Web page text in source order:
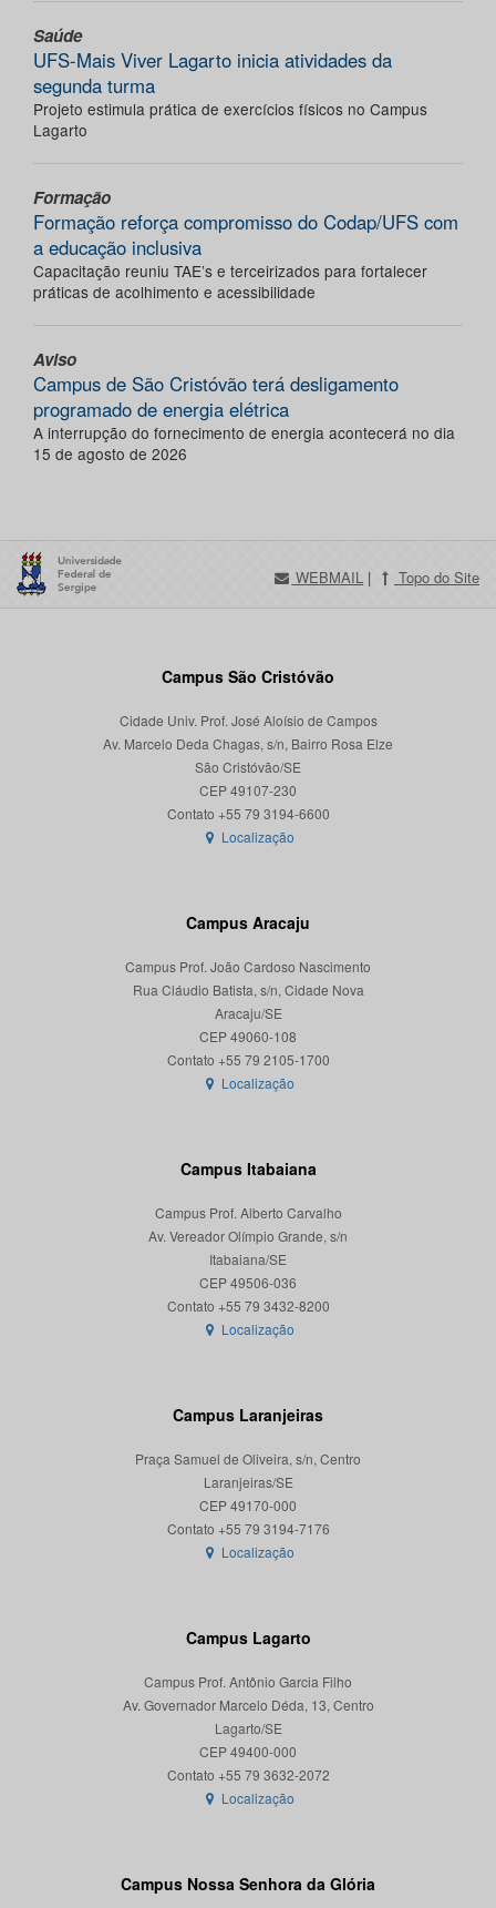
Saúde
UFS-Mais Viver Lagarto inicia atividades da
segunda turma
Projeto estimula prática de exercícios físicos no Campus
Lagarto
Formação
Formação reforça compromisso do Codap/UFS com
a educação inclusiva
Capacitação reuniu TAE’s e terceirizados para fortalecer
práticas de acolhimento e acessibilidade
Aviso
Campus de São Cristóvão terá desligamento
programado de energia elétrica
A interrupção do fornecimento de energia acontecerá no dia
15 de agosto de 2026
WEBMAIL | Topo do Site
Campus São Cristóvão
Cidade Univ. Prof. José Aloísio de Campos
Av. Marcelo Deda Chagas, s/n, Bairro Rosa Elze
São Cristóvão/SE
CEP 49107-230
Localização
Campus Aracaju
Campus Prof. João Cardoso Nascimento
Rua Cláudio Batista, s/n, Cidade Nova
Aracaju/SE
CEP 49060-108
Localização
Campus Itabaiana
Campus Prof. Alberto Carvalho
Av. Vereador Olímpio Grande, s/n
Itabaiana/SE
CEP 49506-036
Localização
Campus Laranjeiras
Praça Samuel de Oliveira, s/n, Centro
Laranjeiras/SE
CEP 49170-000
Localização
Campus Lagarto
Campus Prof. Antônio Garcia Filho
Av. Governador Marcelo Déda, 13, Centro
Lagarto/SE
CEP 49400-000
Localização
Campus Nossa Senhora da Glória